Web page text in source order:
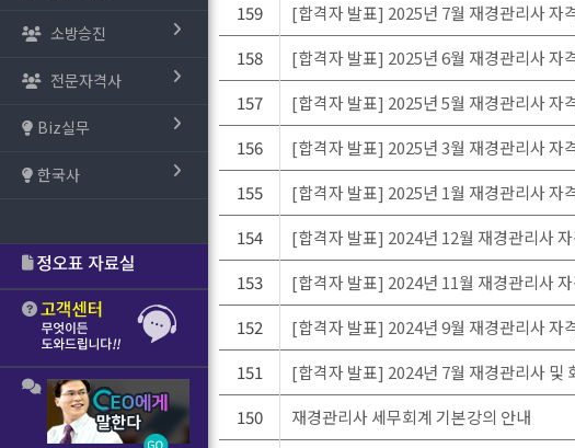
소방승진
전문자격사
Biz실무
한국사
159
[합격자 발표] 2025년 7월 재경관리사 자
158
[합격자 발표] 2025년 6월 재경관리사 자
157
[합격자 발표] 2025년 5월 재경관리사 자
156
[합격자 발표] 2025년 3월 재경관리사 자
155
[합격자 발표] 2025년 1월 재경관리사 자
154
[합격자 발표] 2024년 12월 재경관리사
153
[합격자 발표] 2024년 11월 재경관리사
152
[합격자 발표] 2024년 9월 재경관리사 자
151
[합격자 발표] 2024년 7월 재경관리사 및
150
재경관리사 세무회계 기본강의 안내